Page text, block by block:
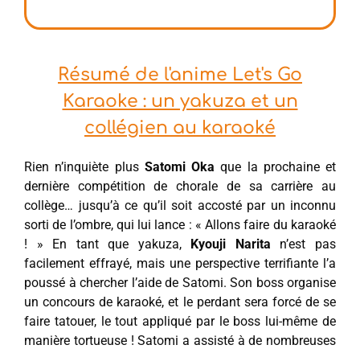
Résumé de l'anime Let's Go
Karaoke : un yakuza et un
collégien au karaoké
Rien n’inquiète plus Satomi Oka que la prochaine et
dernière compétition de chorale de sa carrière au
collège… jusqu’à ce qu’il soit accosté par un inconnu
sorti de l’ombre, qui lui lance : « Allons faire du karaoké
! » En tant que yakuza, Kyouji Narita n’est pas
facilement effrayé, mais une perspective terrifiante l’a
poussé à chercher l’aide de Satomi. Son boss organise
un concours de karaoké, et le perdant sera forcé de se
faire tatouer, le tout appliqué par le boss lui-même de
manière tortueuse ! Satomi a assisté à de nombreuses